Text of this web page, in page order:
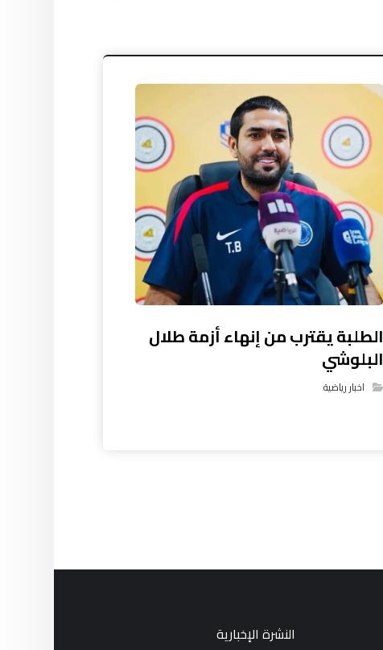
الطلبة يقترب من إنهاء أزمة طلال
البلوشي
اخبار رياضية
النشرة الإخبارية